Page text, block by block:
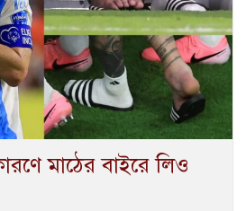
মাঠের বাইরে লিও